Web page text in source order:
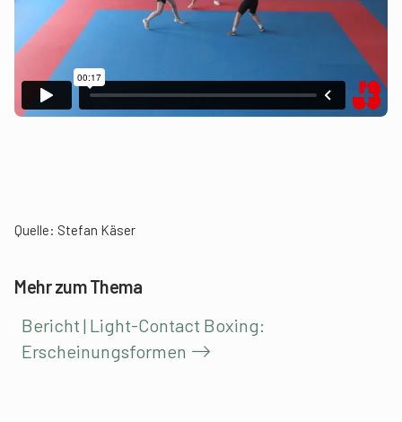
Quelle: Stefan Käser
Mehr zum Thema
Bericht | Light-Contact Boxing:
Erscheinungsformen